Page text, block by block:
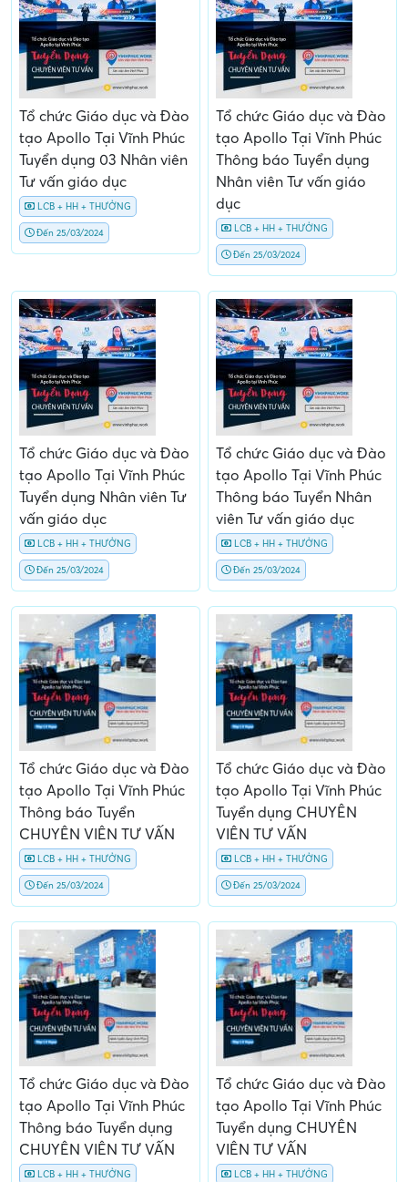
Tổ chức Giáo dục và Đào
tạo Apollo Tại Vĩnh Phúc
Tuyển dụng 03 Nhân viên
Tư vấn giáo dục
LCB + HH + THƯỞNG
Đến 25/03/2024
Tổ chức Giáo dục và Đào
tạo Apollo Tại Vĩnh Phúc
Thông báo Tuyển dụng
Nhân viên Tư vấn giáo
dục
LCB + HH + THƯỞNG
Đến 25/03/2024
Tổ chức Giáo dục và Đào
tạo Apollo Tại Vĩnh Phúc
Tuyển dụng Nhân viên Tư
vấn giáo dục
LCB + HH + THƯỞNG
Đến 25/03/2024
Tổ chức Giáo dục và Đào
tạo Apollo Tại Vĩnh Phúc
Thông báo Tuyển Nhân
viên Tư vấn giáo dục
LCB + HH + THƯỞNG
Đến 25/03/2024
Tổ chức Giáo dục và Đào
tạo Apollo Tại Vĩnh Phúc
Thông báo Tuyển
CHUYÊN VIÊN TƯ VẤN
LCB + HH + THƯỞNG
Đến 25/03/2024
Tổ chức Giáo dục và Đào
tạo Apollo Tại Vĩnh Phúc
Tuyển dụng CHUYÊN
VIÊN TƯ VẤN
LCB + HH + THƯỞNG
Đến 25/03/2024
Tổ chức Giáo dục và Đào
tạo Apollo Tại Vĩnh Phúc
Thông báo Tuyển dụng
CHUYÊN VIÊN TƯ VẤN
LCB + HH + THƯỞNG
Tổ chức Giáo dục và Đào
tạo Apollo Tại Vĩnh Phúc
Tuyển dụng CHUYÊN
VIÊN TƯ VẤN
LCB + HH + THƯỞNG